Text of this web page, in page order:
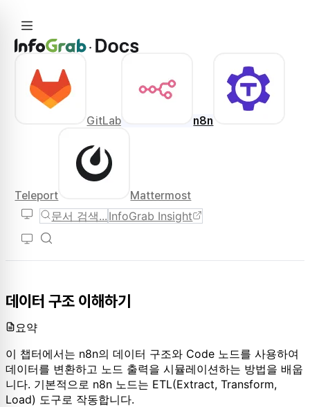
GitLab n8n
Teleport Mattermost
문서 검색... InfoGrab Insight
데이터 구조 이해하기
요약
이 챕터에서는 n8n의 데이터 구조와 Code 노드를 사용하여
데이터를 변환하고 노드 출력을 시뮬레이션하는 방법을 배웁
니다. 기본적으로 n8n 노드는 ETL(Extract, Transform,
Load) 도구로 작동합니다.